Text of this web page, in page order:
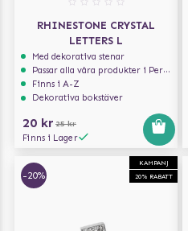
RHINESTONE CRYSTAL
LETTERS L
Med dekorativa stenar
Passar alla våra produkter i Personalize serien
Finns i A-Z
Dekorativa bokstäver
20 kr 25 kr
Finns i Lager
KAMPANJ
20% RABATT
-20%